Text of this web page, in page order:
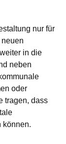
nur für
in die
neben
oder
tragen, dass
können.